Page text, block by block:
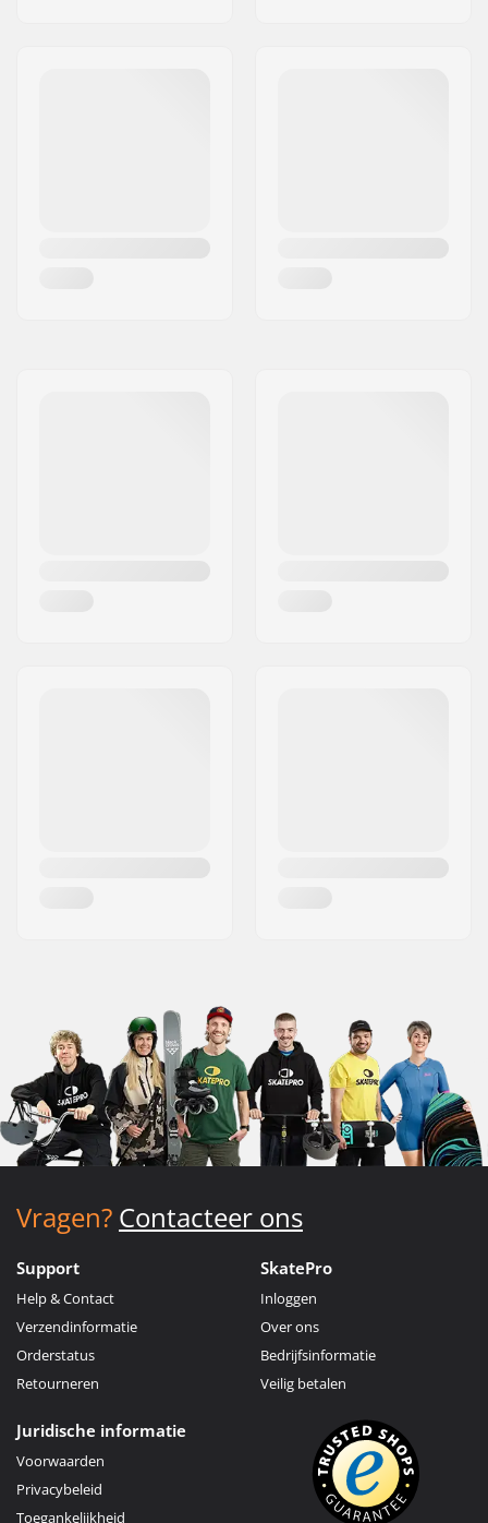
Vragen? Contacteer ons
Support
Help & Contact
Verzendinformatie
Orderstatus
Retourneren
SkatePro
Inloggen
Over ons
Bedrijfsinformatie
Veilig betalen
Juridische informatie
Voorwaarden
Privacybeleid
Toegankelijkheid